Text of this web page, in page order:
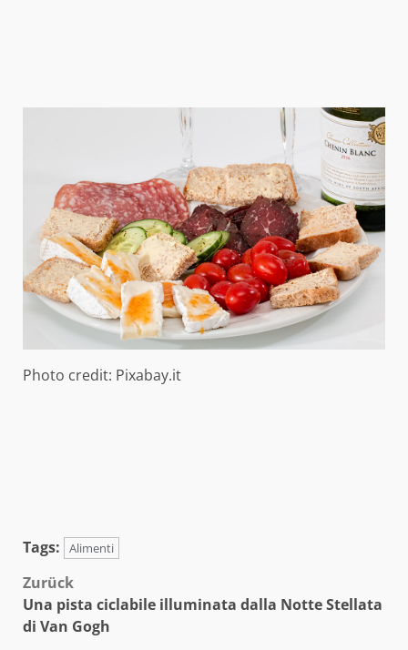
Photo credit: Pixabay.it
Tags: Alimenti
Beitragsnavigation
Zurück
Una pista ciclabile illuminata dalla Notte Stellata
di Van Gogh